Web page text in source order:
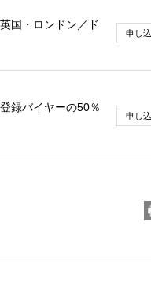
国・ロンドン／ド
申し
録バイヤーの50％
申し